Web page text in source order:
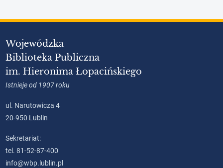
Wojewódzka
Biblioteka Publiczna
im. Hieronima Łopacińskiego
Istnieje od 1907 roku
ul. Narutowicza 4
20-950 Lublin
Sekretariat:
tel. 81-52-87-400
info@wbp.lublin.pl